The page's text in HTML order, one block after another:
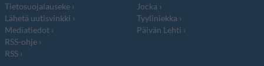
Tietosuojalauseke
Lähetä uutisvinkki
Mediatiedot
RSS-ohje
RSS
Jocka
Tyyliniekka
Päivän Lehti